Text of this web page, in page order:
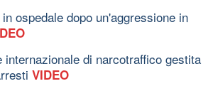
ospedale dopo un'aggressione in
internazionale di narcotraffico gestita
VIDEO